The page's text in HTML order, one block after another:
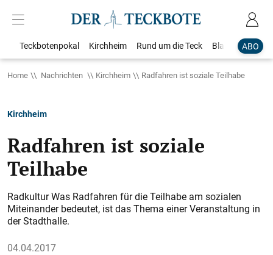
ABO
Teckbotenpokal Kirchheim Rund um die Teck Blaulicht
Home Nachrichten Kirchheim Radfahren ist soziale Teilhabe
Kirchheim
Radfahren ist soziale
Teilhabe
Radkultur Was Radfahren für die Teilhabe am sozialen
Miteinander bedeutet, ist das Thema einer Veranstaltung in
der Stadthalle.
04.04.2017